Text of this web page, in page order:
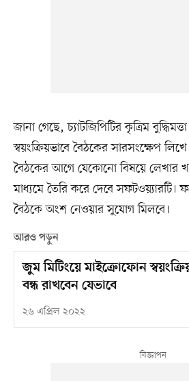
জানা গেছে, চ্যাটজিপিটির কৃত্রিম
স্বয়ংক্রিয়ভাবে বৈঠকের সারসংক্ষেপ
বৈঠকের আগে যেকোনো বিষয়ে লেখার
মাধ্যমে তৈরি করে দেবে সফটওয়্যারটি।
বৈঠকে অংশ নেওয়ার সুযোগ মিলবে।
আরও পড়ুন
জুম মিটিংয়ে মাইক্রোফোন
বন্ধ রাখবেন যেভাবে
২৬ এপ্রিল ২০২২